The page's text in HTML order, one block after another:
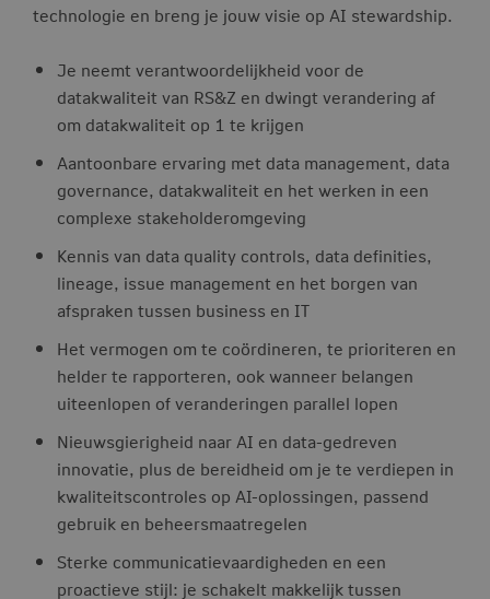
technologie en breng je jouw visie op AI stewardship.
Je neemt verantwoordelijkheid voor de
datakwaliteit van RS&Z en dwingt verandering af
om datakwaliteit op 1 te krijgen
Aantoonbare ervaring met data management, data
governance, datakwaliteit en het werken in een
complexe stakeholderomgeving
Kennis van data quality controls, data definities,
lineage, issue management en het borgen van
afspraken tussen business en IT
Het vermogen om te coördineren, te prioriteren en
helder te rapporteren, ook wanneer belangen
uiteenlopen of veranderingen parallel lopen
Nieuwsgierigheid naar AI en data-gedreven
innovatie, plus de bereidheid om je te verdiepen in
kwaliteitscontroles op AI-oplossingen, passend
gebruik en beheersmaatregelen
Sterke communicatievaardigheden en een
proactieve stijl: je schakelt makkelijk tussen